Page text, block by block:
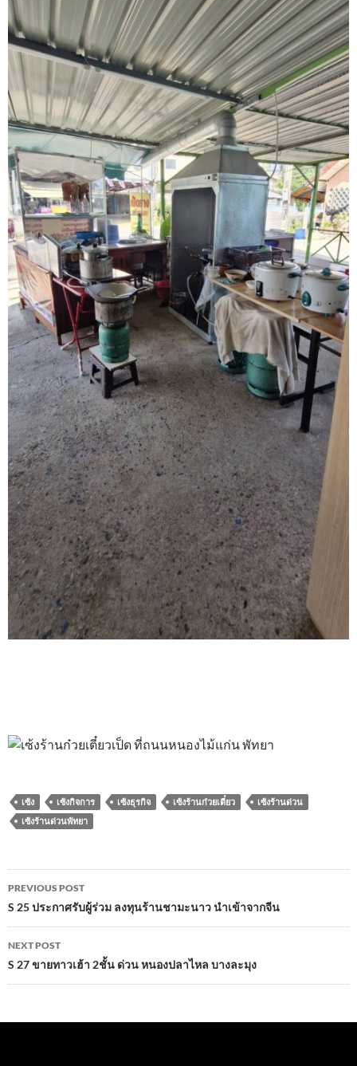
เซ้ง เซ้งกิจการ เซ้งธุรกิจ เซ้งร้านก๋วยเตี๋ยว
เซ้งร้านด่วน
เซ้งร้านด่วนพัทยา
Post
navigation
PREVIOUS POST
S 25 ประกาศรับผู้ร่วม ลงทุนร้านชามะนาว นำเข้าจากจีน
NEXT POST
S 27 ขายทาวเฮ้า 2ชั้น ด่วน หนอง​ปลาไหล​ บางละมุง​